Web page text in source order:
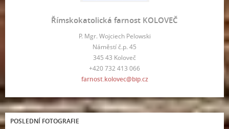
Římskokatolická farnost KOLOVEČ
P. Mgr. Wojciech Pelowski
Náměstí č.p. 45
345 43 Koloveč
+420 732 413 066
farnost.kolovec@bip.cz
POSLEDNÍ FOTOGRAFIE